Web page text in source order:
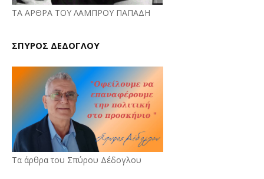
ΤΑ ΑΡΘΡΑ ΤΟΥ ΛΑΜΠΡΟΥ ΠΑΠΑΔΗ
ΣΠΥΡΟΣ ΔΕΔΟΓΛΟΥ
Τα άρθρα του Σπύρου Δέδογλου